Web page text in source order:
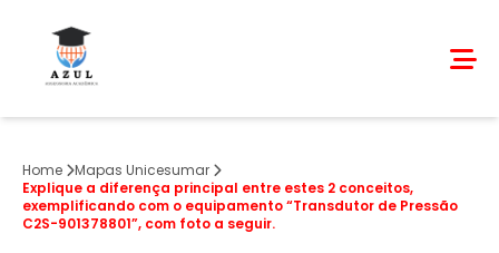
Home
Mapas Unicesumar
Explique a diferença principal entre estes 2 conceitos,
exemplificando com o equipamento “Transdutor de Pressão
C2S-901378801”, com foto a seguir.